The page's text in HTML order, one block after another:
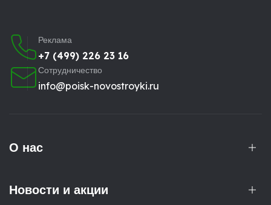
Реклама
+7 (499) 226 23 16
Сотрудничество
info@poisk-novostroyki.ru
О нас
Новости и акции